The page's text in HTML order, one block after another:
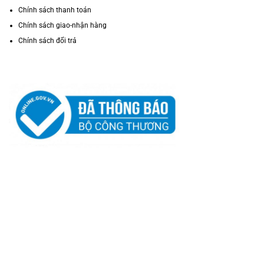
Chính sách thanh toán
Chính sách giao-nhận hàng
Chính sách đổi trả